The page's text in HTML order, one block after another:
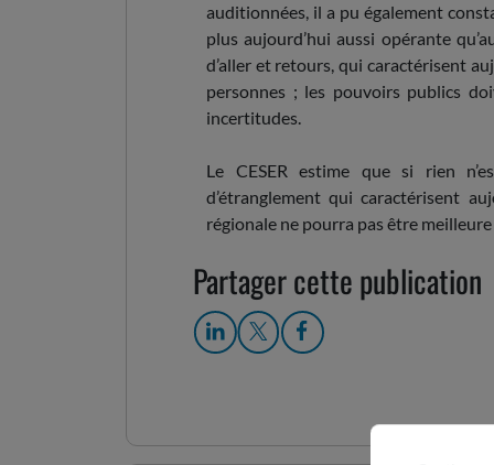
auditionnées, il a pu également
plus aujourd’hui aussi opérante
d’aller et retours, qui caractérisent
personnes ; les pouvoirs publics
incertitudes.
Le CESER estime que si rien
d’étranglement qui caractérisent
régionale ne pourra pas être
Partager cette publication